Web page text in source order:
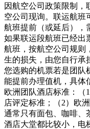
因航空公司政策限制，
空公司现询。联运航班
航班提前（或延后），
如果联运段航班已经出
航班，按航空公司规则
生的损失，由您自行承
您选购的机票若是团队
能提前办理值机，具体
欧洲团队酒店标准：（
店评定标准；（2）欧
通常只有面包、咖啡、
酒店大堂都比较小，电